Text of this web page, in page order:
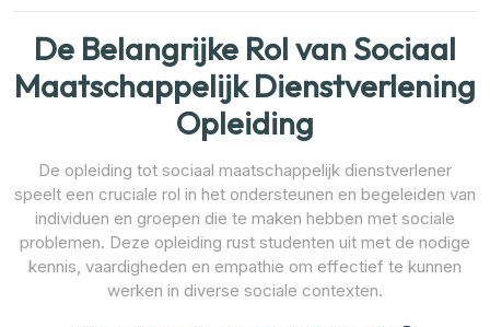
De Belangrijke Rol van Sociaal
Maatschappelijk Dienstverlening
Opleiding
De opleiding tot sociaal maatschappelijk dienstverlener
speelt een cruciale rol in het ondersteunen en begeleiden van
individuen en groepen die te maken hebben met sociale
problemen. Deze opleiding rust studenten uit met de nodige
kennis, vaardigheden en empathie om effectief te kunnen
werken in diverse sociale contexten.